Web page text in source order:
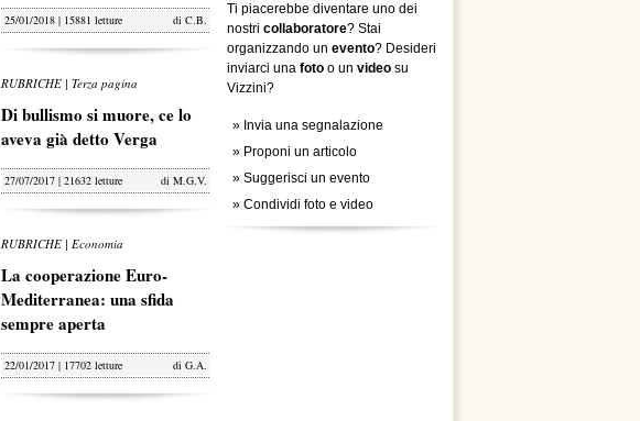
25/01/2018 | 15881 letture di C.B.
RUBRICHE | Terza pagina
Di bullismo si muore, ce lo
aveva già detto Verga
27/07/2017 | 21632 letture di M.G.V.
RUBRICHE | Economia
La cooperazione Euro-
Mediterranea: una sfida
sempre aperta
22/01/2017 | 17702 letture di G.A.
Ti piacerebbe diventare uno dei
nostri collaboratore? Stai
organizzando un evento? Desideri
inviarci una foto o un video su
Vizzini?
» Invia una segnalazione
» Proponi un articolo
» Suggerisci un evento
» Condividi foto e video